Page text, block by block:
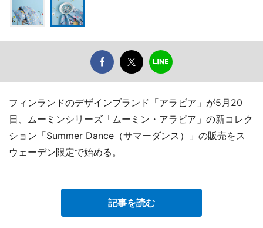
フィンランドのデザインブランド「アラビア」が5月20
日、ムーミンシリーズ「ムーミン・アラビア」の新コレク
ション「Summer Dance（サマーダンス）」の販売をス
ウェーデン限定で始める。
記事を読む